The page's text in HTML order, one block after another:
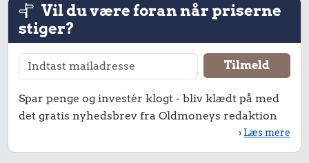
Vil du være foran når priserne
stiger?
Spar penge og investér klogt - bliv klædt på med
det gratis nyhedsbrev fra Oldmoneys redaktion
› Læs mere